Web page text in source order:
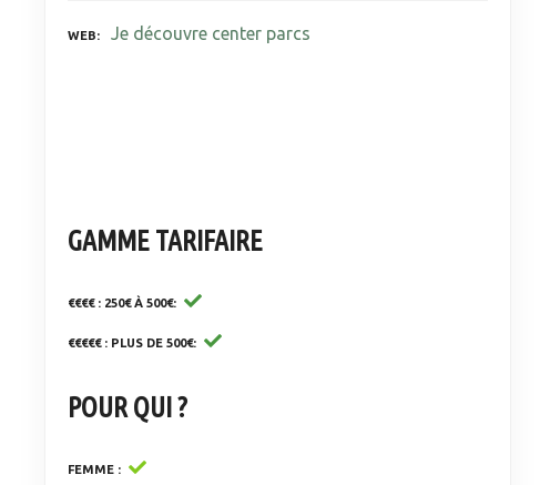
WEB Je découvre center parcs
GAMME TARIFAIRE
€€€€ : 250€ À 500€
€€€€€ : PLUS DE 500€
POUR QUI ?
FEMME